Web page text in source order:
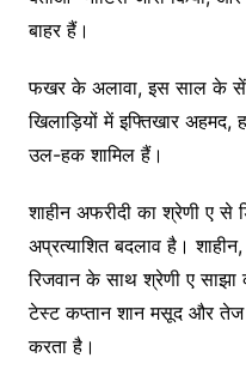
बाहर हैं।
फखर के अलावा, इस साल के
खिलाड़ियों में इफ्तिखार
उल-हक शामिल हैं।
शाहीन अफरीदी का श्रेणी ए
अप्रत्याशित बदलाव है।
रिजवान के साथ श्रेणी ए
टेस्ट कप्तान शान मसूद और तेज
करता है।